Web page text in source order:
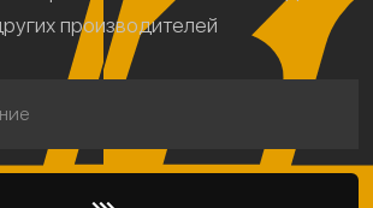
производителей